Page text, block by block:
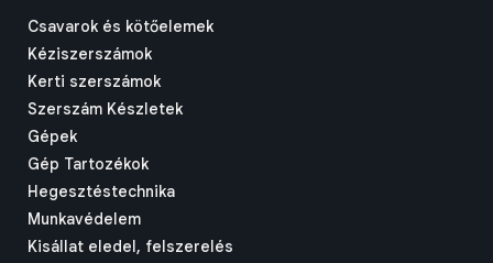
Csavarok és kötőelemek
Kéziszerszámok
Kerti szerszámok
Szerszám Készletek
Gépek
Gép Tartozékok
Hegesztéstechnika
Munkavédelem
Kisállat eledel, felszerelés